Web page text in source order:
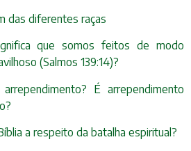
das diferentes raças
que somos feitos de modo
(Salmos 139:14)?
É arrependimento
a respeito da batalha espiritual?